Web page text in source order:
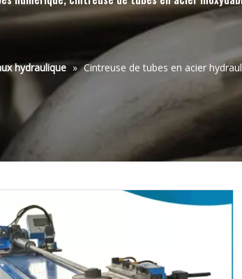
hydraulique » Cintreuse de tubes en acier